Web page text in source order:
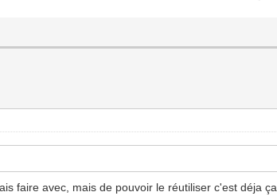
faire avec, mais de pouvoir le réutiliser c'est déja ça.